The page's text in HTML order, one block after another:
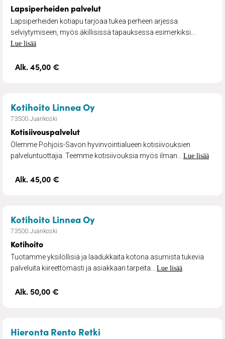
Lapsiperheiden palvelut
Lapsiperheiden kotiapu tarjoaa tukea perheen arjessa
selviytymiseen, myös äkillisissä tapauksessa esimerkiksi...
Lue lisää
Alk. 45,00 €
Kotihoito Linnea Oy– Kotisiivouspalvelut
73500 Juankoski
Kotisiivouspalvelut
Olemme Pohjois-Savon hyvinvointialueen kotisiivouksien
palveluntuottajia. Teemme kotisiivouksia myös ilman... Lue lisää
Alk. 45,00 €
Kotihoito Linnea Oy– Kotihoito
73500 Juankoski
Kotihoito
Tuotamme yksilöllisiä ja laadukkaita kotona asumista tukevia
palveluita kiireettömästi ja asiakkaan tarpeita... Lue lisää
Alk. 50,00 €
Hieronta Rento Retki